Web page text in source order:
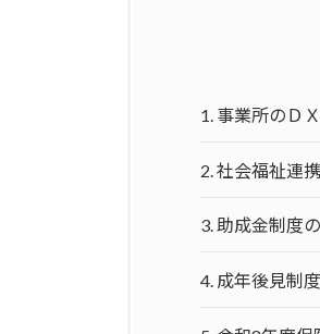
1. 事業所のＤ
2. 社会福祉連
3.助成金制度
4. 成年後見制